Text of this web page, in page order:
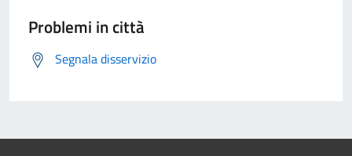
Problemi in città
Segnala disservizio